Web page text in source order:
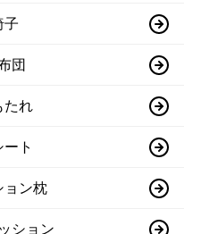
子
団
たれ
ト
ョン枕
ション